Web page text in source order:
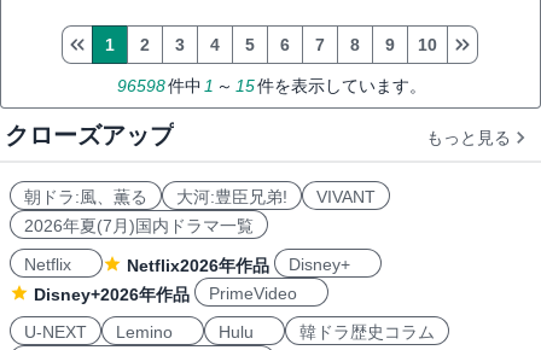
96598件中 1 ～ 15件を表示しています。
1 2 3 4 5 6 7 8 9 10
クローズアップ もっと見る
朝ドラ:風、薫る 大河:豊臣兄弟!
VIVANT
2026年夏(7月)国内ドラマ一覧
Netflix
Netflix2026年作品
Disney+
Disney+2026年作品
PrimeVideo
U-NEXT
Lemino Hulu
韓ドラ歴史コラム